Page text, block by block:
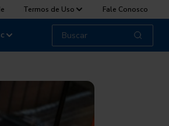
Termos de Uso Fale Conosco